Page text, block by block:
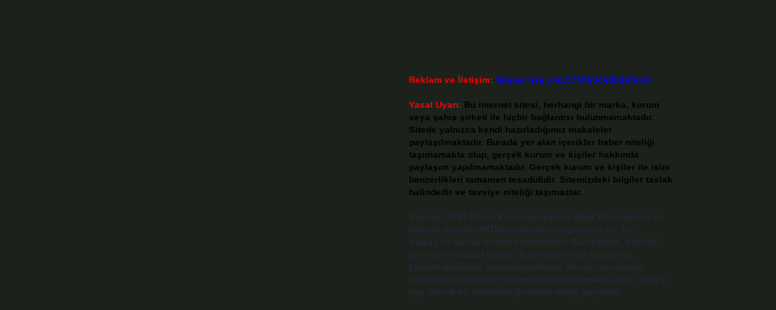
Reklam ve İletişim: Skype: live:.cid.575569c608265c69
Yasal Uyarı: Bu internet sitesi, herhangi bir marka, kurum
veya şahıs şirketi ile hiçbir bağlantısı bulunmamaktadır.
Sitede yalnızca kendi hazırladığımız makaleler
paylaşılmaktadır. Burada yer alan içerikler haber niteliği
taşımamakta olup, gerçek kurum ve kişiler hakkında
paylaşım yapılmamaktadır. Gerçek kurum ve kişiler ile isim
benzerlikleri tamamen tesadüfidir. Sitemizdeki bilgiler taslak
halindedir ve tavsiye niteliği taşımazlar.
Sitemiz, 5651 Sayılı Kanun gereğince Bilgi Teknolojileri ve
İletişim Kurumu (BTK) tarafından onaylanmış bir Yer
Sağlayıcı olarak hizmet vermektedir. Bu nedenle, sitedeki
içerikleri proaktif olarak denetleme veya araştırma
yükümlülüğümüz bulunmamaktadır. Ancak, üyelerimiz
yazdıkları içeriklerin sorumluluğunu taşımakta olup, siteye
üye olarak bu sorumluluğu kabul etmiş sayılırlar.